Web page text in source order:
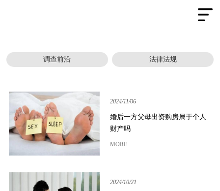
调查前沿 法律法规
2024/11/06
婚后一方父母出资购房属于个人
财产吗
MORE
2024/10/21